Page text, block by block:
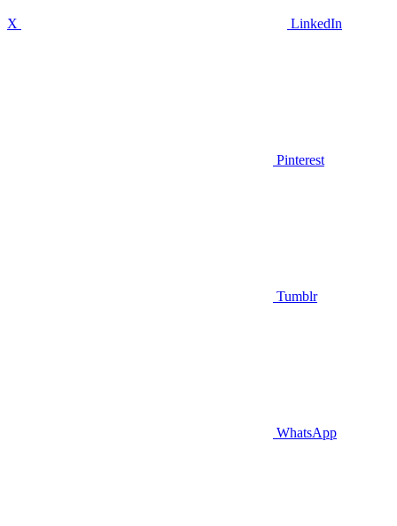
X LinkedIn
Pinterest
Tumblr
WhatsApp